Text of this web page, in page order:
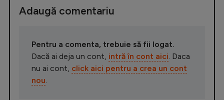
Adaugă comentariu
Pentru a comenta, trebuie să fii logat.
Dacă ai deja un cont, intră în cont aici . Daca
nu ai cont, click aici pentru a crea un cont
nou